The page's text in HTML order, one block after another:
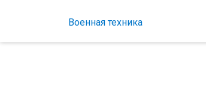
Военная техника